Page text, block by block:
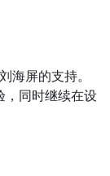
海屏的支持。
，同时继续在设